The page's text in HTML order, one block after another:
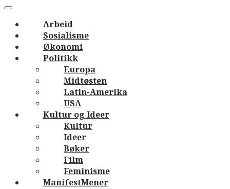
navigation
Menu
Arbeid
Sosialisme
Økonomi
Politikk
Europa
Midtøsten
Latin-Amerika
USA
Kultur og Ideer
Kultur
Ideer
Bøker
Film
Feminisme
ManifestMener